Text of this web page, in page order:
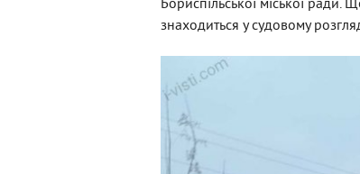
Бориспільської міської
знаходиться у судовому